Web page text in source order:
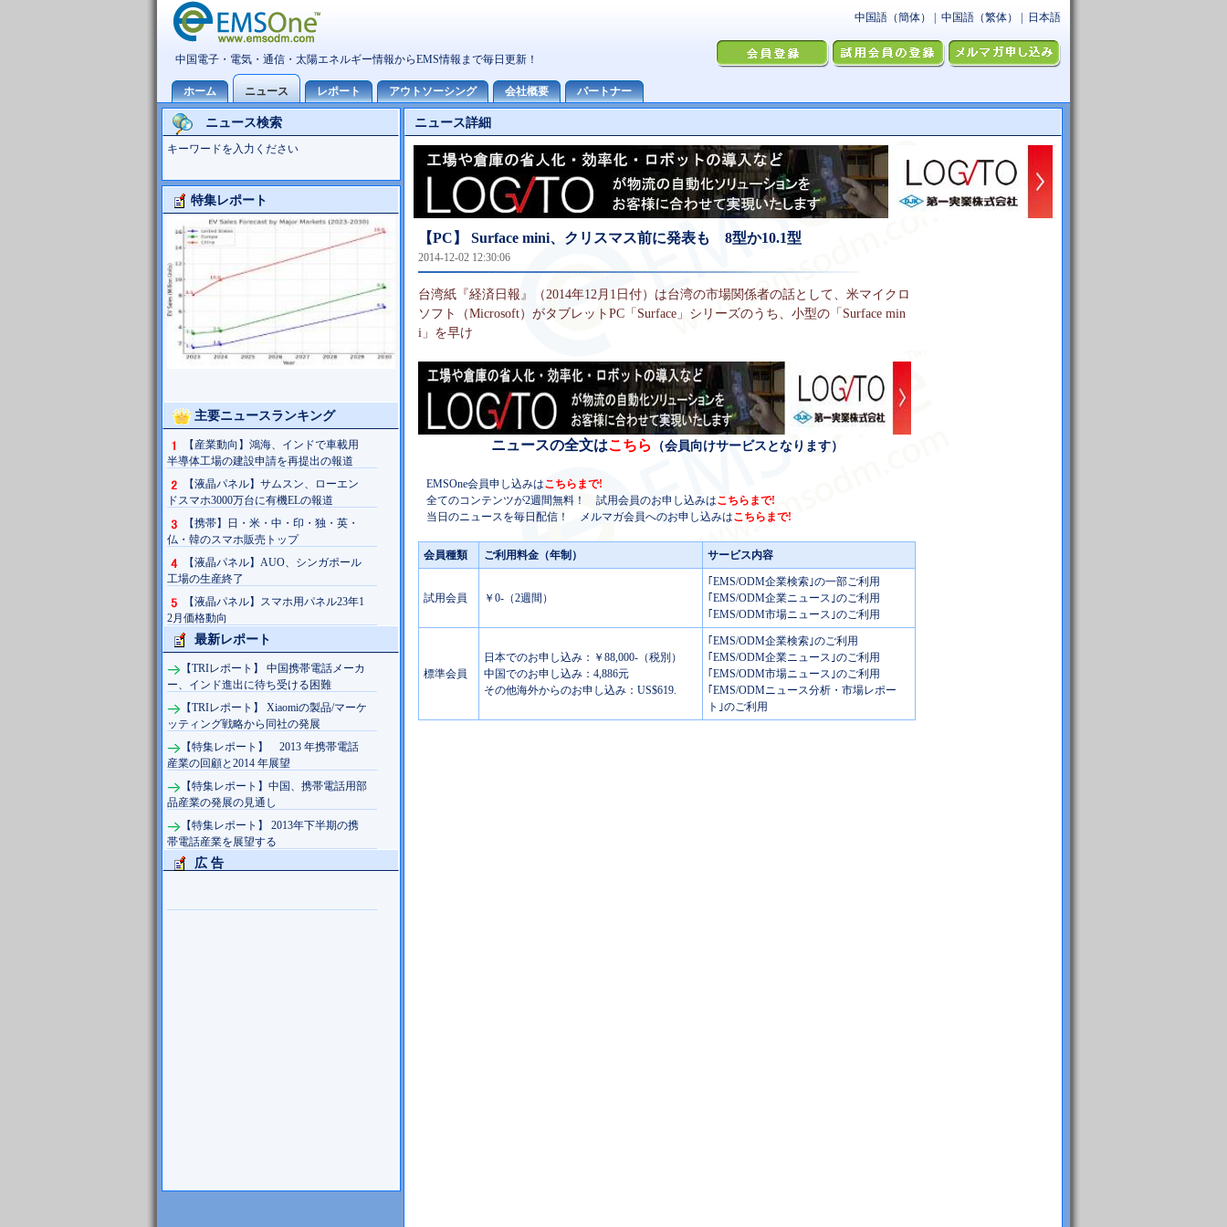
ニュース検索
キーワードを入力ください
特集レポート
大型TV市場10世代主導の可能性
主要ニュースランキング
【産業動向】鴻海、インドで車載用
半導体工場の建設申請を再提出の報道
【液晶パネル】サムスン、ローエン
ドスマホ3000万台に有機ELの報道
【携帯】日・米・中・印・独・英・
仏・韓のスマホ販売トップ
【液晶パネル】AUO、シンガポール
工場の生産終了
【液晶パネル】スマホ用パネル23年1
2月価格動向
最新レポート
【TRIレポート】 中国携帯電話メーカ
ー、インド進出に待ち受ける困難
【TRIレポート】 Xiaomiの製品/マーケ
ッティング戦略から同社の発展
【特集レポート】 2013 年携帯電話
産業の回顧と2014 年展望
【特集レポート】中国、携帯電話用部
品産業の発展の見通し
【特集レポート】 2013年下半期の携
帯電話産業を展望する
広 告
ニュース詳細
【PC】 Surface mini、クリスマス前に発表も 8型か10.1型
2014-12-02 12:30:06
台湾紙『経済日報』（2014年12月1日付）は台湾の市場関係者の話として、米マイクロ
ソフト（Microsoft）がタブレットPC「Surface」シリーズのうち、小型の「Surface min
i」を早け
ニュースの全文はこちら （会員向けサービスとなります）
EMSOne会員申し込みはこちらまで!
全てのコンテンツが2週間無料！ 試用会員のお申し込みはこちらまで!
当日のニュースを毎日配信！ メルマガ会員へのお申し込みはこちらまで!
会員種類 ご利用料金（年制） サービス内容
試用会員 ￥0-（2週間）
｢EMS/ODM企業検索｣の一部ご利用
｢EMS/ODM企業ニュース｣のご利用
｢EMS/ODM市場ニュース｣のご利用
標準会員
日本でのお申し込み：￥88,000-（税別）
中国でのお申し込み：4,886元
その他海外からのお申し込み：US$619.
｢EMS/ODM企業検索｣のご利用
｢EMS/ODM企業ニュース｣のご利用
｢EMS/ODM市場ニュース｣のご利用
｢EMS/ODMニュース分析・市場レポー
ト｣のご利用